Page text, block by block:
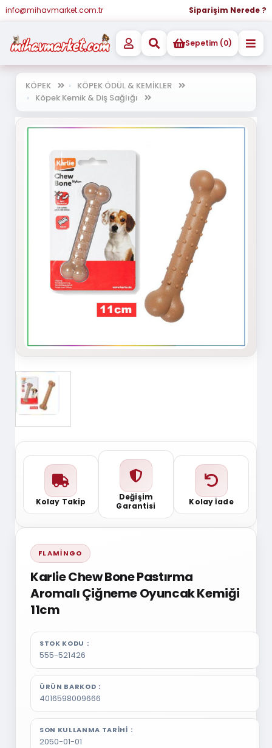
info@mihavmarket.com.tr Siparişim Nerede ?
Sepetim (0)
KÖPEK
KÖPEK ÖDÜL & KEMİKLER
Köpek Kemik & Diş Sağlığı
Kolay Takip
Değişim
Garantisi
Kolay İade
FLAMINGO
Karlie Chew Bone Pastırma
Aromalı Çiğneme Oyuncak Kemiği
11cm
STOK KODU
555-521426
ÜRÜN BARKOD
4016598009666
SON KULLANMA TARIHI
2050-01-01